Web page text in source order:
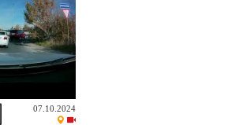
07.10.2024